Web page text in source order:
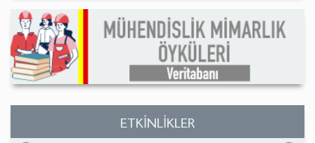
ETKİNLİKLER